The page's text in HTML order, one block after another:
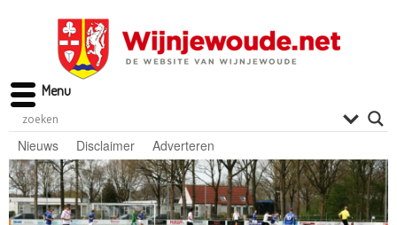
Nieuws Disclaimer Adverteren
Menu